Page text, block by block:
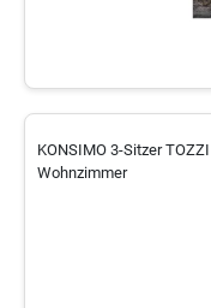
KONSIMO 3-Sitzer
Wohnzimmer